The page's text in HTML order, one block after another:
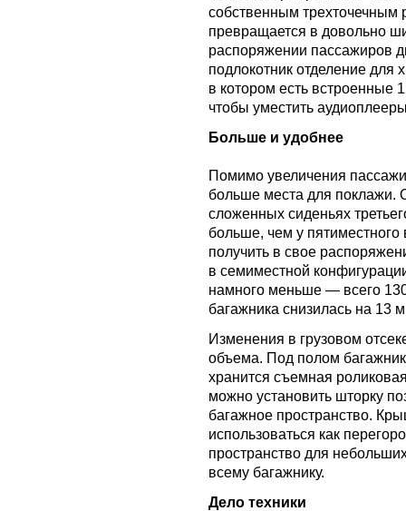
собственным трехточечным
превращается в довольно
распоряжении пассажиров
подлокотник отделение
в котором есть встроенные
чтобы уместить
Больше и удобнее
Помимо увеличения
больше места для поклажи.
сложенных сиденьях
больше, чем у
получить в свое
в семиместной
намного меньше — всего
багажника снизилась на 13
Изменения в грузовом
объема. Под полом
хранится съемная
можно установить шторку
багажное пространство.
использоваться как
пространство для
всему багажнику.
Дело техники